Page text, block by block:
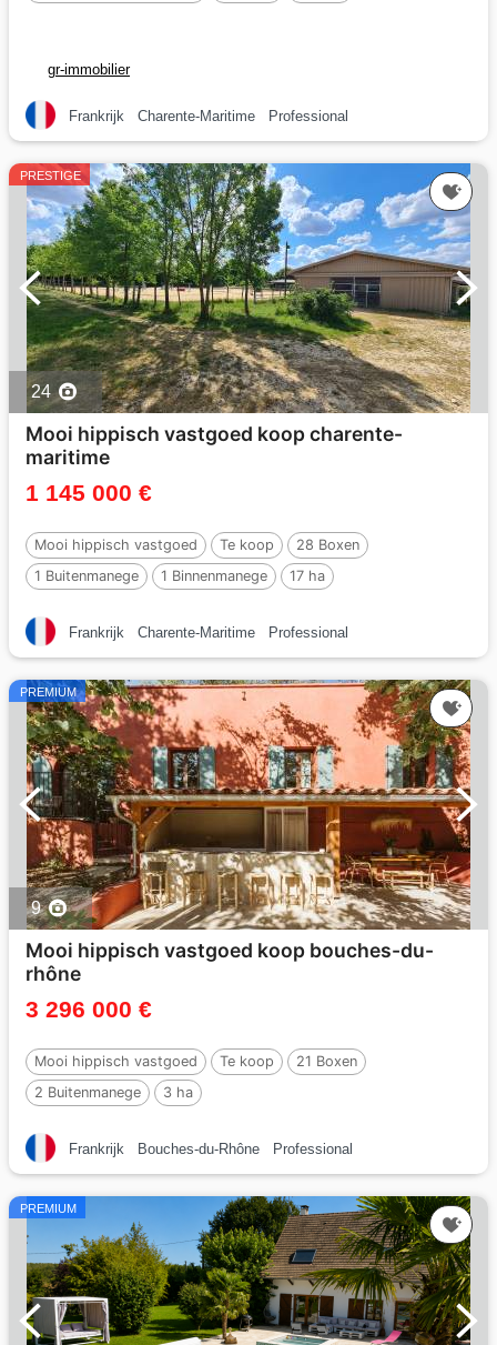
gr-immobilier
Frankrijk Charente-Maritime Professional
PRESTIGE
24
Mooi hippisch vastgoed koop charente-
maritime
1 145 000 €
Mooi hippisch vastgoed Te koop
28 Boxen
1 Buitenmanege
1 Binnenmanege 17 ha
Frankrijk Charente-Maritime Professional
PREMIUM
9
Mooi hippisch vastgoed koop bouches-du-
rhône
3 296 000 €
Mooi hippisch vastgoed Te koop
21 Boxen
2 Buitenmanege
3 ha
Frankrijk Bouches-du-Rhône Professional
PREMIUM